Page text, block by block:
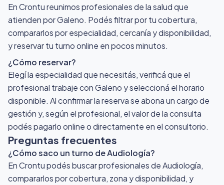
En Crontu reunimos profesionales de la salud que
atienden por Galeno. Podés filtrar por tu cobertura,
compararlos por especialidad, cercanía y disponibilidad,
y reservar tu turno online en pocos minutos.
¿Cómo reservar?
Elegí la especialidad que necesitás, verificá que el
profesional trabaje con Galeno y seleccioná el horario
disponible. Al confirmar la reserva se abona un cargo de
gestión y, según el profesional, el valor de la consulta
podés pagarlo online o directamente en el consultorio.
Preguntas frecuentes
¿Cómo saco un turno de Audiología?
En Crontu podés buscar profesionales de Audiología,
compararlos por cobertura, zona y disponibilidad, y